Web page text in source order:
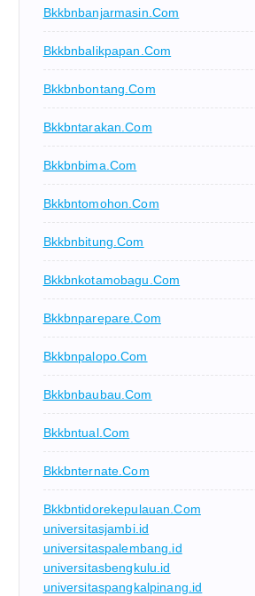
Bkkbnbanjarmasin.com
Bkkbnbalikpapan.com
Bkkbnbontang.com
Bkkbntarakan.com
Bkkbnbima.com
Bkkbntomohon.com
Bkkbnbitung.com
Bkkbnkotamobagu.com
Bkkbnparepare.com
Bkkbnpalopo.com
Bkkbnbaubau.com
Bkkbntual.com
Bkkbnternate.com
Bkkbntidorekepulauan.com
universitasjambi.id
universitaspalembang.id
universitasbengkulu.id
universitaspangkalpinang.id